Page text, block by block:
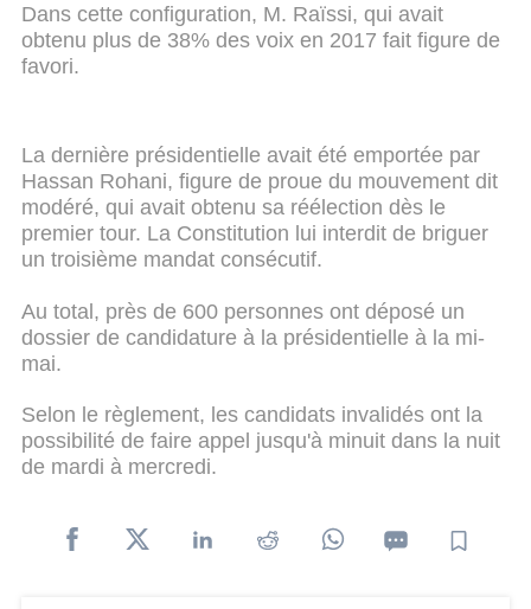
Dans cette configuration, M. Raïssi, qui avait
obtenu plus de 38% des voix en 2017 fait figure de
favori.
La dernière présidentielle avait été emportée par
Hassan Rohani, figure de proue du mouvement dit
modéré, qui avait obtenu sa réélection dès le
premier tour. La Constitution lui interdit de briguer
un troisième mandat consécutif.
Au total, près de 600 personnes ont déposé un
dossier de candidature à la présidentielle à la mi-
mai.
Selon le règlement, les candidats invalidés ont la
possibilité de faire appel jusqu'à minuit dans la nuit
de mardi à mercredi.